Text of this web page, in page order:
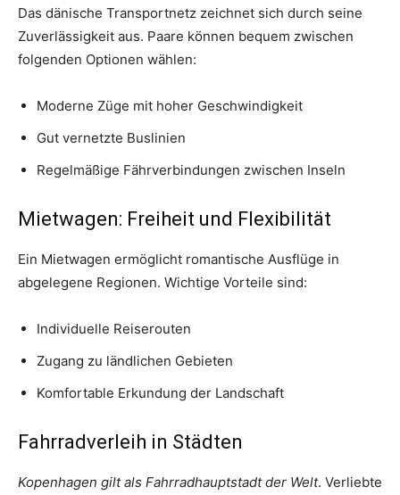
Das dänische Transportnetz zeichnet sich durch seine
Zuverlässigkeit aus. Paare können bequem zwischen
folgenden Optionen wählen:
Moderne Züge mit hoher Geschwindigkeit
Gut vernetzte Buslinien
Regelmäßige Fährverbindungen zwischen Inseln
Mietwagen: Freiheit und Flexibilität
Ein Mietwagen ermöglicht romantische Ausflüge in
abgelegene Regionen. Wichtige Vorteile sind:
Individuelle Reiserouten
Zugang zu ländlichen Gebieten
Komfortable Erkundung der Landschaft
Fahrradverleih in Städten
Kopenhagen gilt als Fahrradhauptstadt der Welt. Verliebte